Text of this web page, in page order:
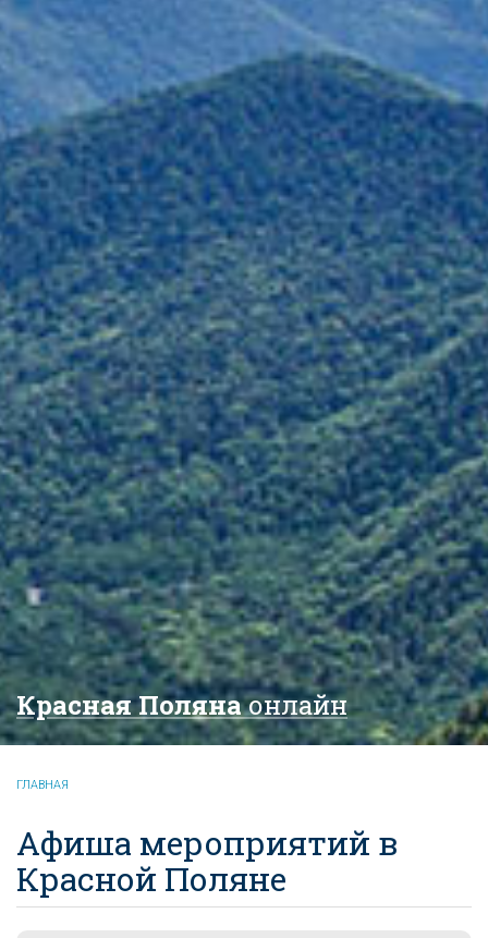
Красная Полянаонлайн
ГЛАВНАЯ
Афиша мероприятий в
Красной Поляне